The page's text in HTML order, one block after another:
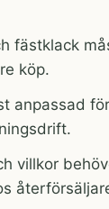
fästklack
köp.
anpassad
villkor